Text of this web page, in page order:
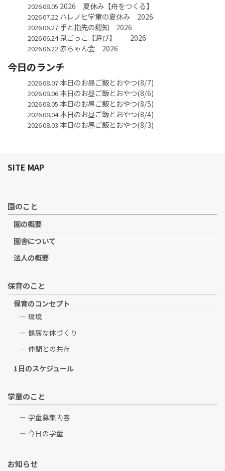
2026.08.05 2026 夏休み【舟をつくる】
2026.07.22 ハレノヒ学童の夏休み 2026
2026.06.27手と指先の認知 2026
2026.06.24鬼ごっこ【遊び】 2026
2026.06.22赤ちゃん会 2026
今日のランチ
2026.08.07本日のお昼ご飯とおやつ(8/7)
2026.08.06本日のお昼ご飯とおやつ(8/6)
2026.08.05 本日のお昼ご飯とおやつ(8/5)
2026.08.04本日のお昼ご飯とおやつ(8/4)
2026.08.03 本日のお昼ご飯とおやつ(8/3)
SITE MAP
園のこと
園の概要
園舎について
法人の概要
保育のこと
保育のコンセプト
環境
健康な体づくり
仲間との共存
1日のスケジュール
学童のこと
学童募集内容
今日の学童
お知らせ